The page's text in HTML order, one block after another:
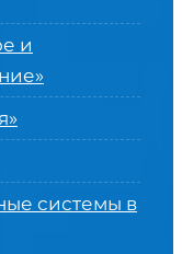
и
системы в